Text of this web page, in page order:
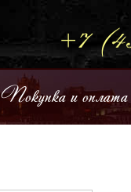
Покупка и оплата